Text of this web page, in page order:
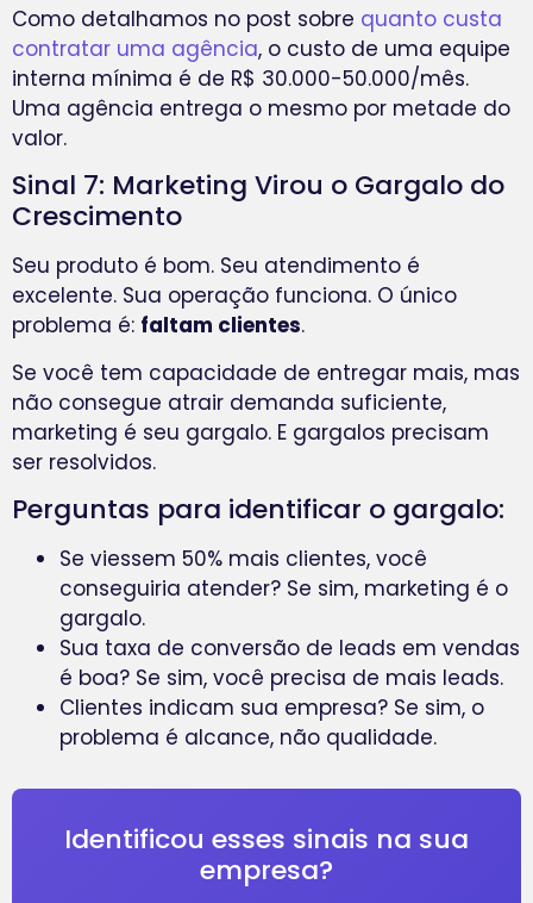
Como detalhamos no post sobre quanto custa
contratar uma agência, o custo de uma equipe
interna mínima é de R$ 30.000-50.000/mês.
Uma agência entrega o mesmo por metade do
valor.
Sinal 7: Marketing Virou o Gargalo do
Crescimento
Seu produto é bom. Seu atendimento é
excelente. Sua operação funciona. O único
problema é: faltam clientes.
Se você tem capacidade de entregar mais, mas
não consegue atrair demanda suficiente,
marketing é seu gargalo. E gargalos precisam
ser resolvidos.
Perguntas para identificar o gargalo:
Se viessem 50% mais clientes, você
conseguiria atender? Se sim, marketing é o
gargalo.
Sua taxa de conversão de leads em vendas
é boa? Se sim, você precisa de mais leads.
Clientes indicam sua empresa? Se sim, o
problema é alcance, não qualidade.
Identificou esses sinais na sua
empresa?